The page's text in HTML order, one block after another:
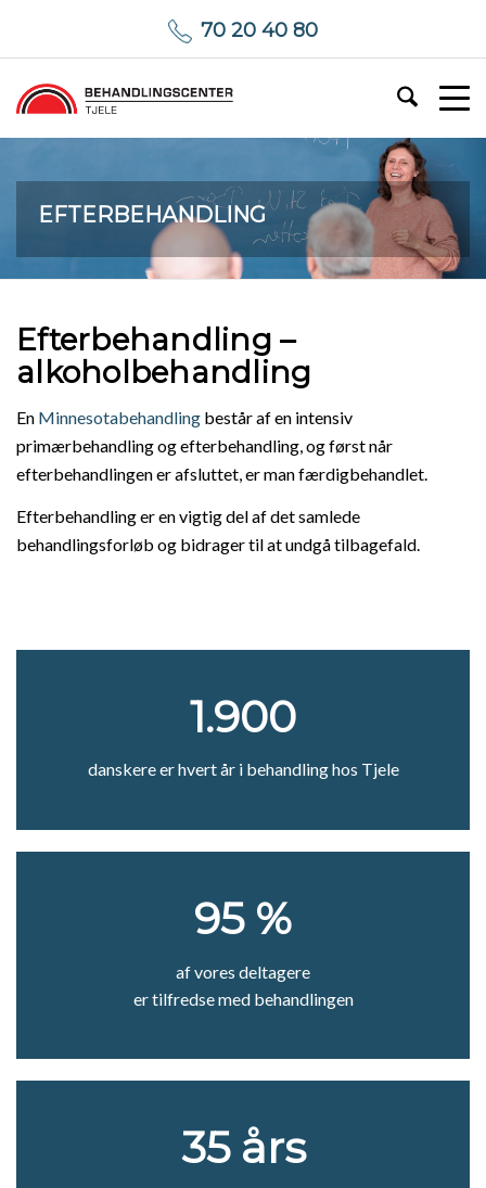
70 20 40 80
EFTERBEHANDLING
Efterbehandling –
alkoholbehandling
En Minnesotabehandling består af en intensiv
primærbehandling og efterbehandling, og først når
efterbehandlingen er afsluttet, er man færdigbehandlet.
Efterbehandling er en vigtig del af det samlede
behandlingsforløb og bidrager til at undgå tilbagefald.
1.900
danskere er hvert år i behandling hos Tjele
95 %
af vores deltagere
er tilfredse med behandlingen
35 års